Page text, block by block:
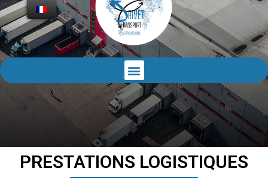
PRESTATIONS LOGISTIQUES